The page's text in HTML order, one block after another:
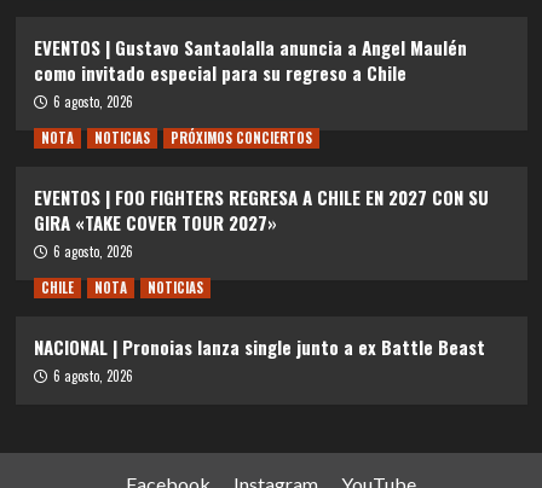
EVENTOS | Gustavo Santaolalla anuncia a Angel Maulén
como invitado especial para su regreso a Chile
6 agosto, 2026
NOTA
NOTICIAS PRÓXIMOS CONCIERTOS
EVENTOS | FOO FIGHTERS REGRESA A CHILE EN 2027 CON SU
GIRA «TAKE COVER TOUR 2027»
6 agosto, 2026
CHILE
NOTA NOTICIAS
NACIONAL | Pronoias lanza single junto a ex Battle Beast
6 agosto, 2026